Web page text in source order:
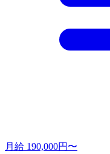
月給 190,000円〜